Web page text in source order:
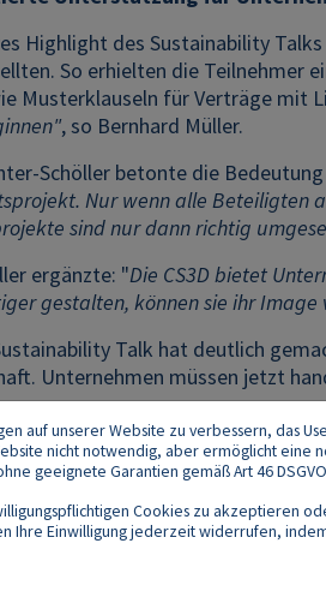
Highlight des Sustainability
So erhielten die Teilnehmer
Musterklauseln für Verträge mit
, so Bernhard Müller.
Schöller betonte die
Nur wenn alle Beteiligten
sind nur dann richtig
ergänzte: "Die CS3D bietet
gestalten, können sie ihr
Talk hat deutlich
Unternehmen müssen jetzt
auf unserer Website zu verbessern, das
nicht notwendig, aber ermöglicht
geeignete Garantien gemäß Art 46
Cookies zu
Ihre Einwilligung jederzeit widerrufen,